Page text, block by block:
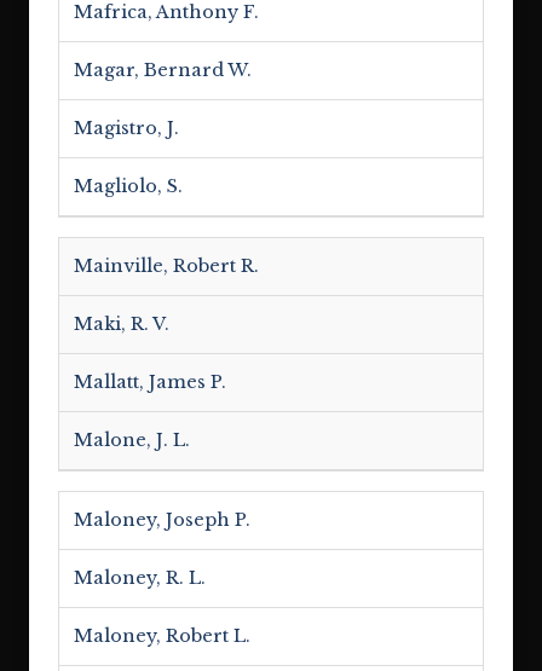
Mafrica, Anthony F.
Magar, Bernard W.
Magistro, J.
Magliolo, S.
Mainville, Robert R.
Maki, R. V.
Mallatt, James P.
Malone, J. L.
Maloney, Joseph P.
Maloney, R. L.
Maloney, Robert L.